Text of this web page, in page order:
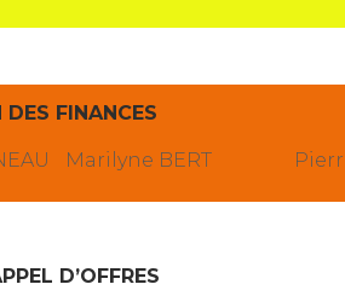
FINANCES
Marilyne BERT
D’OFFRES